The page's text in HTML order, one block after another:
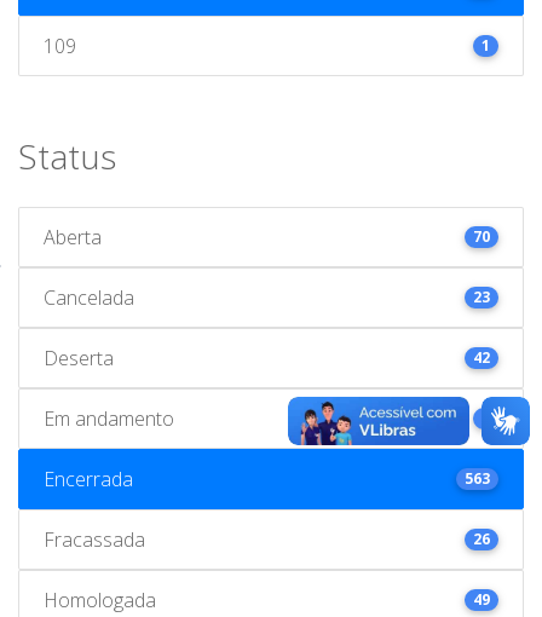
109 1
Status
Aberta 70
Cancelada 23
Deserta 42
Em andamento
Encerrada 563
Fracassada 26
Homologada 49